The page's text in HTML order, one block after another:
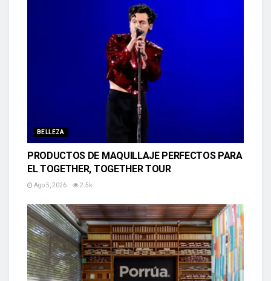
BELLEZA
PRODUCTOS DE MAQUILLAJE PERFECTOS PARA
EL TOGETHER, TOGETHER TOUR
Ago 5, 2026 2.5k